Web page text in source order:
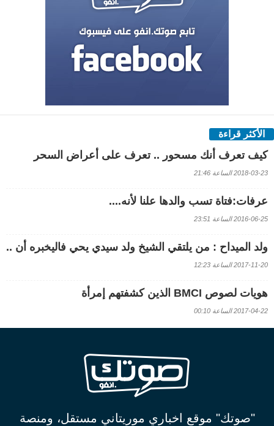
الأكثر قراءة
كيف تعرف أنك مسحور .. تعرف على أعراض السحر
2018-03-23 الساعة 21:46
عرفات:فتاة تسب والدها علنا لأنه....
2016-06-25 الساعة 23:51
ولد الميداح : من يلتقي الشيخ ولد سيدي يحي فاليخبره أن ..
2017-11-20 الساعة 12:23
هويات لصوص BMCI الذين كشفتهم إمرأة
2017-04-22 الساعة 00:10
"صوتك" موقع اخباري موريتاني مستقل، ومنصة